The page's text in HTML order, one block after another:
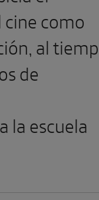
como
al
de
la escuela